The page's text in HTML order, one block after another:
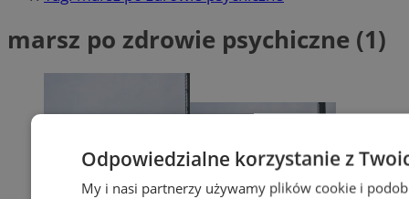
marsz po zdrowie psychiczne (1)
Odpowiedzialne korzystanie z
My i nasi partnerzy używamy plików cookie i